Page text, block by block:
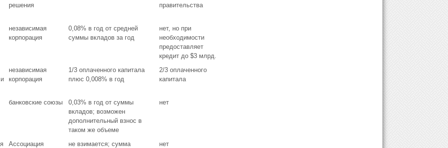
решения
правительства
независимая
корпорация
0,08% в год от средней
суммы вкладов за год
нет, но при
необходимости
предоставляет
кредит до $3 млрд.
независимая
корпорация
1/3 оплаченного капитала
плюс 0,008% в год
2/3 оплаченного
капитала
банковские союзы
0,03% в год от суммы
вкладов; возможен
дополнительный взнос в
таком же объеме
нет
Ассоциация
не взимается; сумма
нет